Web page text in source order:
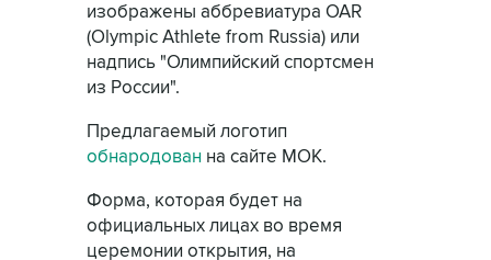
изображены аббревиатура ОАR
(Olympic Athlete from Russia) или
надпись "Олимпийский спортсмен
из России".
Предлагаемый логотип
обнародован на сайте МОК.
Форма, которая будет на
официальных лицах во время
церемонии открытия, на